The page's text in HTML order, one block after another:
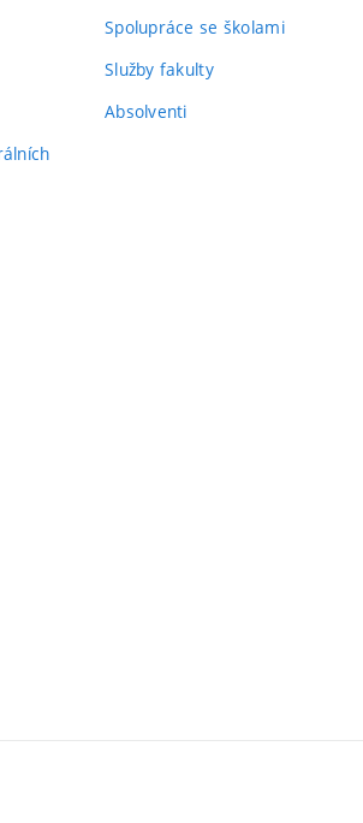
Spolupráce se školami
Služby fakulty
Absolventi